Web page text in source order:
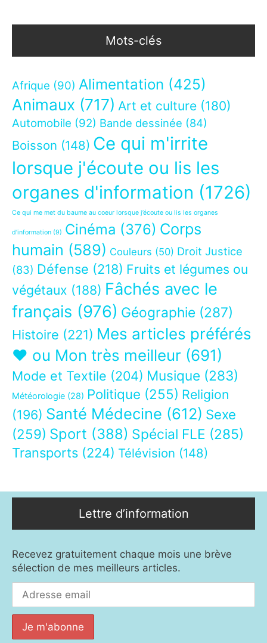
Mots-clés
Afrique (90) Alimentation (425)
Animaux (717) Art et culture (180)
Automobile (92) Bande dessinée (84)
Boisson (148) Ce qui m'irrite
lorsque j'écoute ou lis les
organes d'information (1726)
Ce qui me met du baume au coeur lorsque j’écoute ou lis les organes
d’information (9) Cinéma (376) Corps
humain (589) Couleurs (50) Droit Justice
(83) Défense (218) Fruits et légumes ou
végétaux (188) Fâchés avec le
français (976) Géographie (287)
Histoire (221) Mes articles préférés
❤ ou Mon très meilleur (691)
Mode et Textile (204) Musique (283)
Météorologie (28) Politique (255) Religion
(196) Santé Médecine (612) Sexe
(259) Sport (388) Spécial FLE (285)
Transports (224) Télévision (148)
Lettre d’information
Recevez gratuitement chaque mois une brève
sélection de mes meilleurs articles.